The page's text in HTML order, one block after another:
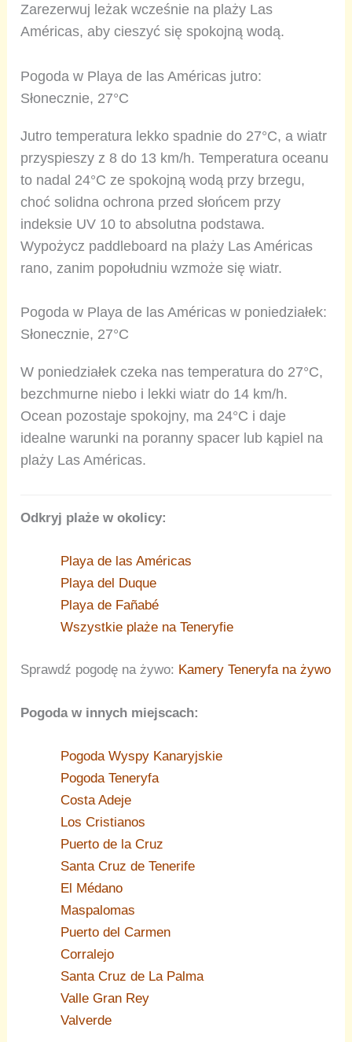
Zarezerwuj leżak wcześnie na plaży Las
Américas, aby cieszyć się spokojną wodą.
Pogoda w Playa de las Américas jutro:
Słonecznie, 27°C
Jutro temperatura lekko spadnie do 27°C, a wiatr
przyspieszy z 8 do 13 km/h. Temperatura oceanu
to nadal 24°C ze spokojną wodą przy brzegu,
choć solidna ochrona przed słońcem przy
indeksie UV 10 to absolutna podstawa.
Wypożycz paddleboard na plaży Las Américas
rano, zanim popołudniu wzmoże się wiatr.
Pogoda w Playa de las Américas w poniedziałek:
Słonecznie, 27°C
W poniedziałek czeka nas temperatura do 27°C,
bezchmurne niebo i lekki wiatr do 14 km/h.
Ocean pozostaje spokojny, ma 24°C i daje
idealne warunki na poranny spacer lub kąpiel na
plaży Las Américas.
Odkryj plaże w okolicy:
Playa de las Américas
Playa del Duque
Playa de Fañabé
Wszystkie plaże na Teneryfie
Sprawdź pogodę na żywo: Kamery Teneryfa na żywo
Pogoda w innych miejscach:
Pogoda Wyspy Kanaryjskie
Pogoda Teneryfa
Costa Adeje
Los Cristianos
Puerto de la Cruz
Santa Cruz de Tenerife
El Médano
Maspalomas
Puerto del Carmen
Corralejo
Santa Cruz de La Palma
Valle Gran Rey
Valverde